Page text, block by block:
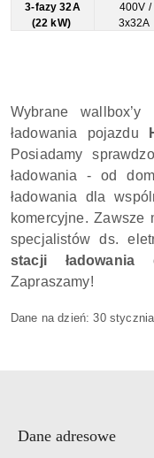
3-fazy 32A
(22 kW)
400V /
3x32A
Wybrane
ładowania pojazdu
Posiadamy
ładowania - od
ładowania dla
komercyjne. Zawsze
specjalistów ds.
stacji ładowania
Zapraszamy!
Dane na dzień:30
Dane adresowe